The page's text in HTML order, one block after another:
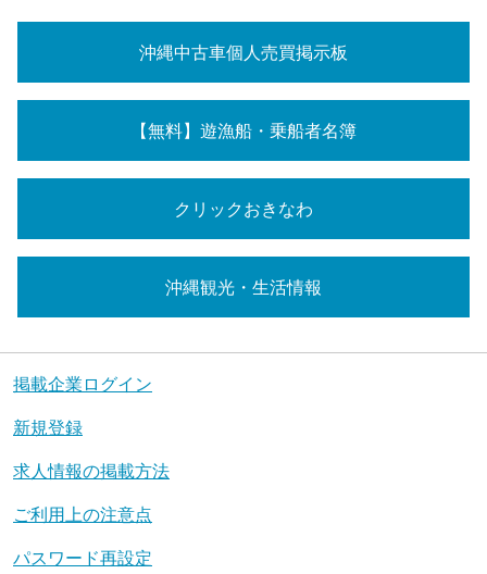
沖縄中古車個人売買掲示板
【無料】遊漁船・乗船者名簿
クリックおきなわ
沖縄観光・生活情報
掲載企業ログイン
新規登録
求人情報の掲載方法
ご利用上の注意点
パスワード再設定